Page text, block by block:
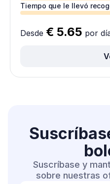
Tiempo que le llevó
Desde € 5.65 por
Suscríbase y
sobre nuestras